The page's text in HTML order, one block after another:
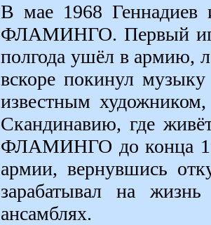
В мае 1968 Геннадиев
ФЛАМИНГО. Первый
полгода ушёл в армию,
вскоре покинул
известным
Скандинавию, где
ФЛАМИНГО до конца
армии, вернувшись
зарабатывал на
ансамблях.